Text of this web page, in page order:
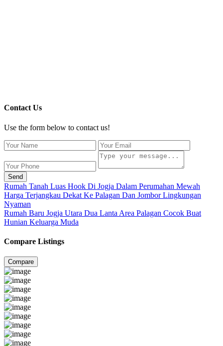
Contact Us
Use the form below to contact us!
Send
Rumah Tanah Luas Hook Di Jogja Dalam Perumahan Mewah
Harga Terjangkau Dekat Ke Palagan Dan Jombor Lingkungan
Nyaman
Rumah Baru Jogja Utara Dua Lanta Area Palagan Cocok Buat
Hunian Keluarga Muda
Compare Listings
Compare